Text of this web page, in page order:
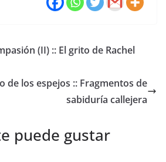
(II) :: El grito de Rachel
de los espejos :: Fragmentos de
sabiduría callejera
puede gustar